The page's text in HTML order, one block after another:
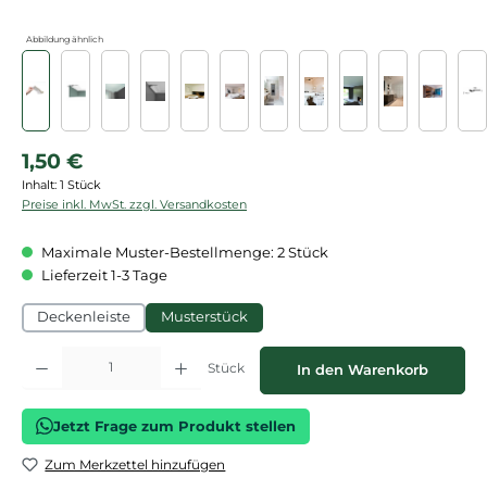
Abbildung ähnlich
Regulärer Preis:
1,50 €
Inhalt: 1 Stück
Preise inkl. MwSt. zzgl. Versandkosten
Maximale Muster-Bestellmenge: 2 Stück
Lieferzeit 1-3 Tage
Deckenleiste Musterstück
Produkt Anzahl: Gib den gewünschten Wert ein oder benutze die
Stück In den Warenkorb
Jetzt Frage zum Produkt stellen
Zum Merkzettel hinzufügen